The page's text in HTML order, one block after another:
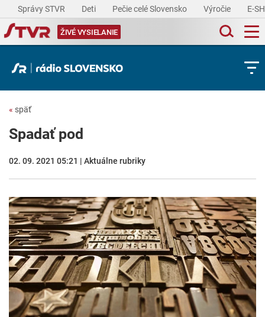
Správy STVR Deti Pečie celé Slovensko Výročie E-
ŽIVÉ VYSIELANIE
« späť
Spadať pod
02. 09. 2021 05:21 | Aktuálne rubriky